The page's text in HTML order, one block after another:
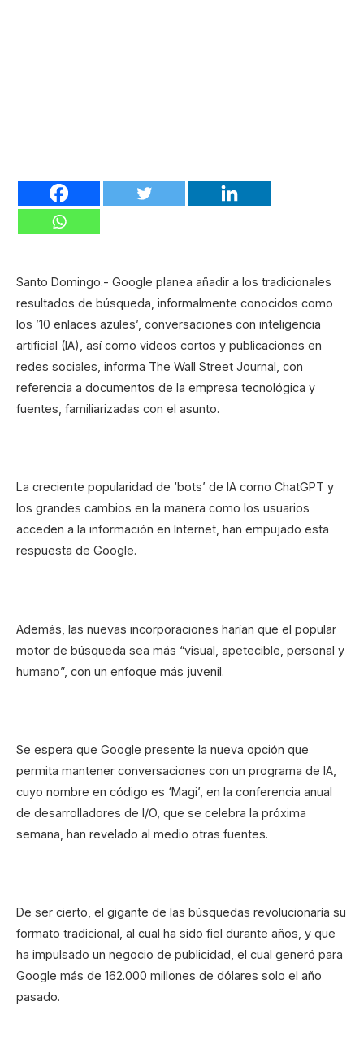
Santo Domingo.- Google planea añadir a los tradicionales
resultados de búsqueda, informalmente conocidos como
los ’10 enlaces azules’, conversaciones con inteligencia
artificial (IA), así como videos cortos y publicaciones en
redes sociales, informa The Wall Street Journal, con
referencia a documentos de la empresa tecnológica y
fuentes, familiarizadas con el asunto.
La creciente popularidad de ‘bots’ de IA como ChatGPT y
los grandes cambios en la manera como los usuarios
acceden a la información en Internet, han empujado esta
respuesta de Google.
Además, las nuevas incorporaciones harían que el popular
motor de búsqueda sea más “visual, apetecible, personal y
humano”, con un enfoque más juvenil.
Se espera que Google presente la nueva opción que
permita mantener conversaciones con un programa de IA,
cuyo nombre en código es ‘Magi’, en la conferencia anual
de desarrolladores de I/O, que se celebra la próxima
semana, han revelado al medio otras fuentes.
De ser cierto, el gigante de las búsquedas revolucionaría su
formato tradicional, al cual ha sido fiel durante años, y que
ha impulsado un negocio de publicidad, el cual generó para
Google más de 162.000 millones de dólares solo el año
pasado.